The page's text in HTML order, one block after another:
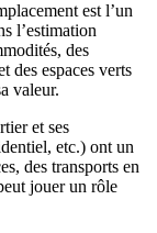
est l’un
l’estimation
des
des espaces verts
valeur.
et ses
etc.) ont un
des transports en
jouer un rôle